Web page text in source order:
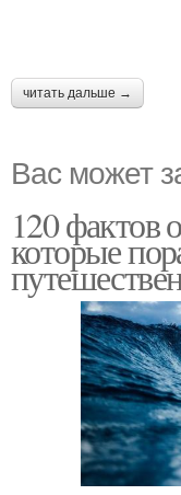
читать дальше →
Вас может
120 фактов
которые